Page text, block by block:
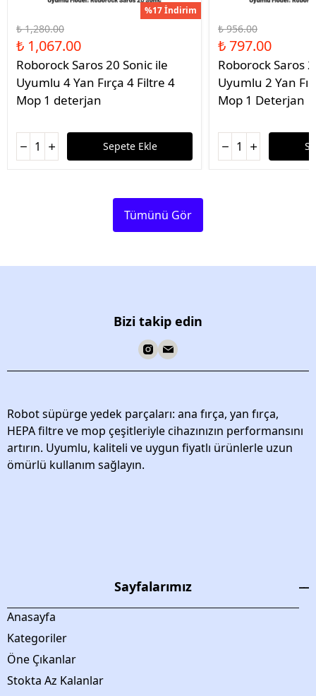
%17 İndirim
₺ 1,280.00
₺ 1,067.00
Roborock Saros 20 Sonic ile
Uyumlu 4 Yan Fırça 4 Filtre 4
Mop 1 deterjan
Sepete Ekle
₺ 956.00
₺ 797.00
Roborock Saros
Uyumlu 2 Yan
Mop 1 Deterjan
Tümünü Gör
Bizi takip edin
Robot süpürge yedek parçaları: ana fırça, yan fırça,
HEPA filtre ve mop çeşitleriyle cihazınızın performansını
artırın. Uyumlu, kaliteli ve uygun fiyatlı ürünlerle uzun
ömürlü kullanım sağlayın.
Sayfalarımız
Anasayfa
Kategoriler
Öne Çıkanlar
Stokta Az Kalanlar